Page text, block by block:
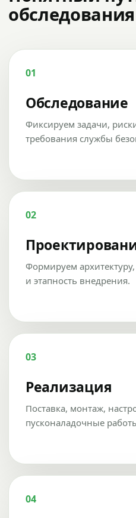
01
Обследование
Фиксируем задачи,
требования службы
02
Формируем
и этапность внедрения.
03
Реализация
Поставка, монтаж,
пусконаладочные
04